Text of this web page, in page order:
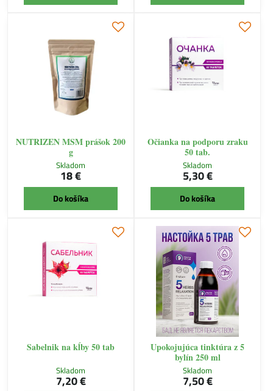
NUTRIZEN MSM prášok 200
g
Skladom
18 €
Do košíka
Očianka na podporu zraku
50 tab.
Skladom
5,30 €
Do košíka
Sabelnik na kĺby 50 tab
Skladom
7,20 €
Upokojujúca tinktúra z 5
bylín 250 ml
Skladom
7,50 €